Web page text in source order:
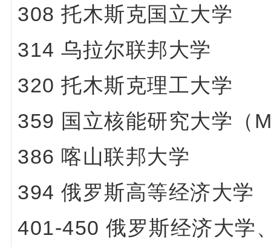
308 托木斯克国立大学
314 乌拉尔联邦大学
320 托木斯克理工大学
359 国立核能研究大学（
386 喀山联邦大学
394 俄罗斯高等经济大学
401-450 俄罗斯经济大学